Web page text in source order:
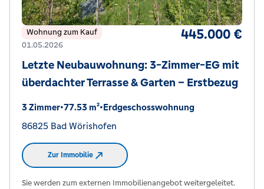
Wohnung zum Kauf
01.05.2026
445.000 €
Letzte Neubauwohnung: 3-Zimmer-EG mit
überdachter Terrasse & Garten – Erstbezug
3 Zimmer•77.53 m²•Erdgeschosswohnung
86825 Bad Wörishofen
Zur Immobilie
Sie werden zum externen Immobilienangebot weitergeleitet.